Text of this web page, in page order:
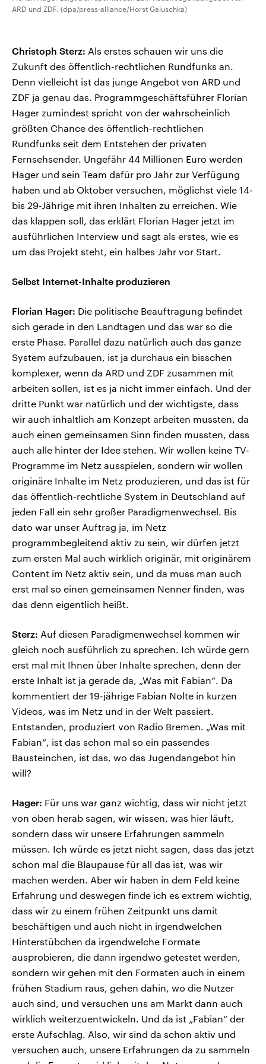
ARD und ZDF. (dpa/press-alliance/Horst Galuschka)
Christoph Sterz: Als erstes schauen wir uns die
Zukunft des öffentlich-rechtlichen Rundfunks an.
Denn vielleicht ist das junge Angebot von ARD und
ZDF ja genau das. Programmgeschäftsführer Florian
Hager zumindest spricht von der wahrscheinlich
größten Chance des öffentlich-rechtlichen
Rundfunks seit dem Entstehen der privaten
Fernsehsender. Ungefähr 44 Millionen Euro werden
Hager und sein Team dafür pro Jahr zur Verfügung
haben und ab Oktober versuchen, möglichst viele 14-
bis 29-Jährige mit ihren Inhalten zu erreichen. Wie
das klappen soll, das erklärt Florian Hager jetzt im
ausführlichen Interview und sagt als erstes, wie es
um das Projekt steht, ein halbes Jahr vor Start.
Selbst Internet-Inhalte produzieren
Florian Hager: Die politische Beauftragung befindet
sich gerade in den Landtagen und das war so die
erste Phase. Parallel dazu natürlich auch das ganze
System aufzubauen, ist ja durchaus ein bisschen
komplexer, wenn da ARD und ZDF zusammen mit
arbeiten sollen, ist es ja nicht immer einfach. Und der
dritte Punkt war natürlich und der wichtigste, dass
wir auch inhaltlich am Konzept arbeiten mussten, da
auch einen gemeinsamen Sinn finden mussten, dass
auch alle hinter der Idee stehen. Wir wollen keine TV-
Programme im Netz ausspielen, sondern wir wollen
originäre Inhalte im Netz produzieren, und das ist für
das öffentlich-rechtliche System in Deutschland auf
jeden Fall ein sehr großer Paradigmenwechsel. Bis
dato war unser Auftrag ja, im Netz
programmbegleitend aktiv zu sein, wir dürfen jetzt
zum ersten Mal auch wirklich originär, mit originärem
Content im Netz aktiv sein, und da muss man auch
erst mal so einen gemeinsamen Nenner finden, was
das denn eigentlich heißt.
Sterz: Auf diesen Paradigmenwechsel kommen wir
gleich noch ausführlich zu sprechen. Ich würde gern
erst mal mit Ihnen über Inhalte sprechen, denn der
erste Inhalt ist ja gerade da, „Was mit Fabian“. Da
kommentiert der 19-jährige Fabian Nolte in kurzen
Videos, was im Netz und in der Welt passiert.
Entstanden, produziert von Radio Bremen. „Was mit
Fabian“, ist das schon mal so ein passendes
Bausteinchen, ist das, wo das Jugendangebot hin
will?
Hager: Für uns war ganz wichtig, dass wir nicht jetzt
von oben herab sagen, wir wissen, was hier läuft,
sondern dass wir unsere Erfahrungen sammeln
müssen. Ich würde es jetzt nicht sagen, dass das jetzt
schon mal die Blaupause für all das ist, was wir
machen werden. Aber wir haben in dem Feld keine
Erfahrung und deswegen finde ich es extrem wichtig,
dass wir zu einem frühen Zeitpunkt uns damit
beschäftigen und auch nicht in irgendwelchen
Hinterstübchen da irgendwelche Formate
ausprobieren, die dann irgendwo getestet werden,
sondern wir gehen mit den Formaten auch in einem
frühen Stadium raus, gehen dahin, wo die Nutzer
auch sind, und versuchen uns am Markt dann auch
wirklich weiterzuentwickeln. Und da ist „Fabian“ der
erste Aufschlag. Also, wir sind da schon aktiv und
versuchen auch, unsere Erfahrungen da zu sammeln